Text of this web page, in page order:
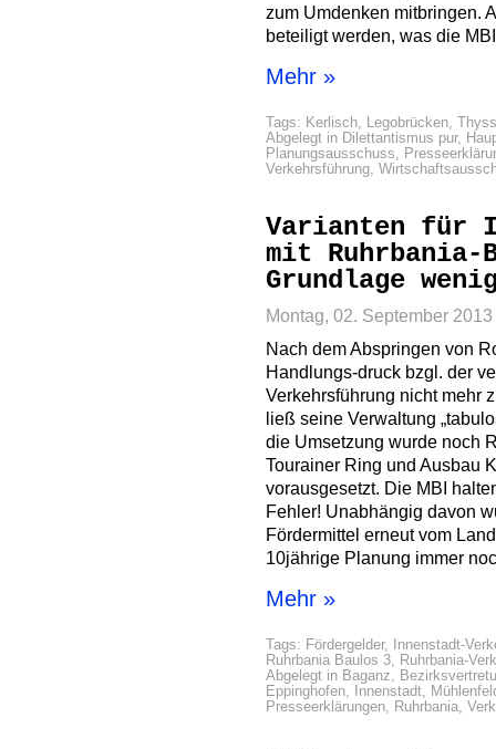
zum Umdenken mitbringen.
beteiligt werden, was die
Mehr »
Tags: Kerlisch, Legobrücken,
Abgelegt in Dilettantismus pur,
Planungsausschuss,
Verkehrsführung,
Varianten für
mit Ruhrbania-
Grundlage
Montag, 02. September 2013
Nach dem Abspringen von
Handlungs-druck bzgl. der
Verkehrsführung nicht mehr
ließ seine Verwaltung
die Umsetzung wurde noch
Tourainer Ring und Ausbau
vorausgesetzt. Die MBI
Fehler! Unabhängig davon
Fördermittel erneut vom
10jährige Planung immer
Mehr »
Tags: Fördergelder,
Innenstadt-
Ruhrbania Baulos 3, Ruhrbania-
Abgelegt in Baganz,
Eppinghofen, Innenstadt,
Presseerklärungen, Ruhrbania,